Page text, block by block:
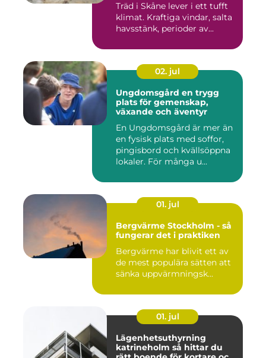
Träd i Skåne lever i ett tufft
klimat. Kraftiga vindar, salta
havsstänk, perioder av...
02. jul
Ungdomsgård en trygg
plats för gemenskap,
växande och äventyr
En Ungdomsgård är mer än
en fysisk plats med soffor,
pingisbord och kvällsöppna
lokaler. För många u...
01. jul
Bergvärme Stockholm - så
fungerar det i praktiken
Bergvärme har blivit ett av
de mest populära sätten att
sänka uppvärmningsk...
01. jul
Lägenhetsuthyrning
katrineholm så hittar du